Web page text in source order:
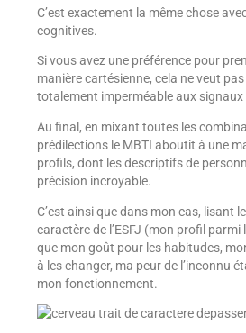
C’est exactement la même chose
cognitives.
Si vous avez une préférence pour
manière cartésienne, cela ne veut
totalement imperméable aux
Au final, en mixant toutes les
prédilections le MBTI aboutit à une
profils, dont les descriptifs de
précision incroyable.
C’est ainsi que dans mon cas, lisant
caractère de l’ESFJ (mon profil parmi
que mon goût pour les habitudes,
à les changer, ma peur de l’inconnu
mon fonctionnement.